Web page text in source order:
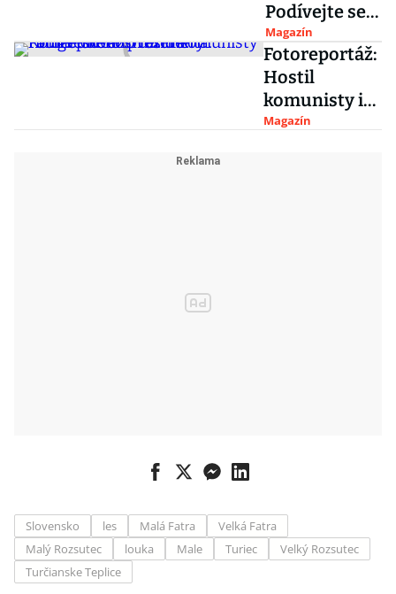
Podívejte se,
jak se
dopadla
přestavba
renesančníh
o objektu na
Magazín
Fotoreportáž:
Hostil
komunisty i
amerického
Magazín
Slovensko les Malá Fatra
Velká Fatra
Malý Rozsutec
louka Male Turiec
Velký Rozsutec
Turčianske Teplice